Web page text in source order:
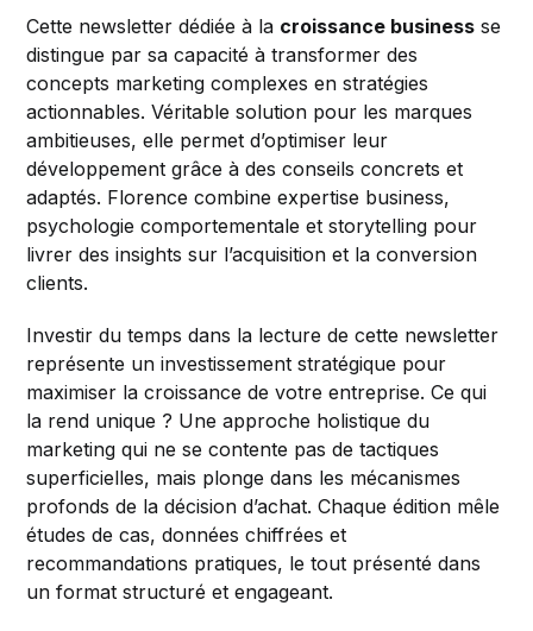
Cette newsletter dédiée à la croissance business se
distingue par sa capacité à transformer des
concepts marketing complexes en stratégies
actionnables. Véritable solution pour les marques
ambitieuses, elle permet d’optimiser leur
développement grâce à des conseils concrets et
adaptés. Florence combine expertise business,
psychologie comportementale et storytelling pour
livrer des insights sur l’acquisition et la conversion
clients.
Investir du temps dans la lecture de cette newsletter
représente un investissement stratégique pour
maximiser la croissance de votre entreprise. Ce qui
la rend unique ? Une approche holistique du
marketing qui ne se contente pas de tactiques
superficielles, mais plonge dans les mécanismes
profonds de la décision d’achat. Chaque édition mêle
études de cas, données chiffrées et
recommandations pratiques, le tout présenté dans
un format structuré et engageant.